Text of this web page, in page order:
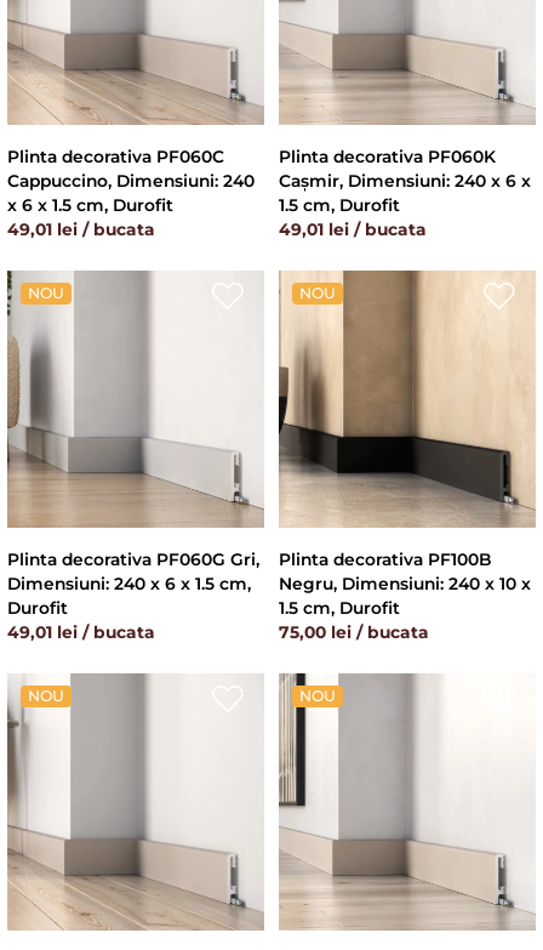
Plinta decorativa PF060C
Cappuccino, Dimensiuni: 240
x 6 x 1.5 cm, Durofit
49,01 lei / bucata
Plinta decorativa PF060K
Cașmir, Dimensiuni: 240 x 6 x
1.5 cm, Durofit
49,01 lei / bucata
NOU
Plinta decorativa PF060G Gri,
Dimensiuni: 240 x 6 x 1.5 cm,
Durofit
49,01 lei / bucata
NOU
Plinta decorativa PF100B
Negru, Dimensiuni: 240 x 10 x
1.5 cm, Durofit
75,00 lei / bucata
NOU NOU